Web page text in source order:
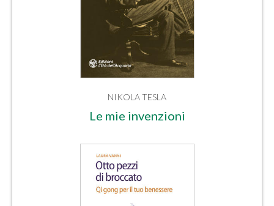
NIKOLA TESLA
Le mie invenzioni